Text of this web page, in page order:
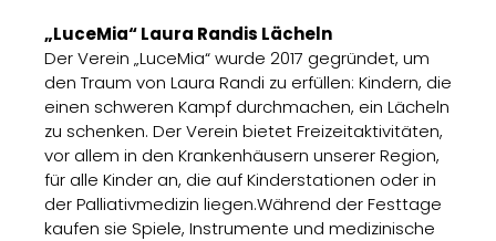
„LuceMia“ Laura Randis Lächeln
Der Verein „LuceMia“ wurde 2017 gegründet, um
den Traum von Laura Randi zu erfüllen: Kindern, die
einen schweren Kampf durchmachen, ein Lächeln
zu schenken. Der Verein bietet Freizeitaktivitäten,
vor allem in den Krankenhäusern unserer Region,
für alle Kinder an, die auf Kinderstationen oder in
der Palliativmedizin liegen.Während der Festtage
kaufen sie Spiele, Instrumente und medizinische